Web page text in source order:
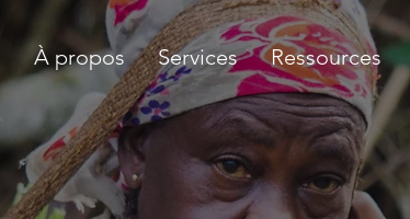
À propos Services Ressources